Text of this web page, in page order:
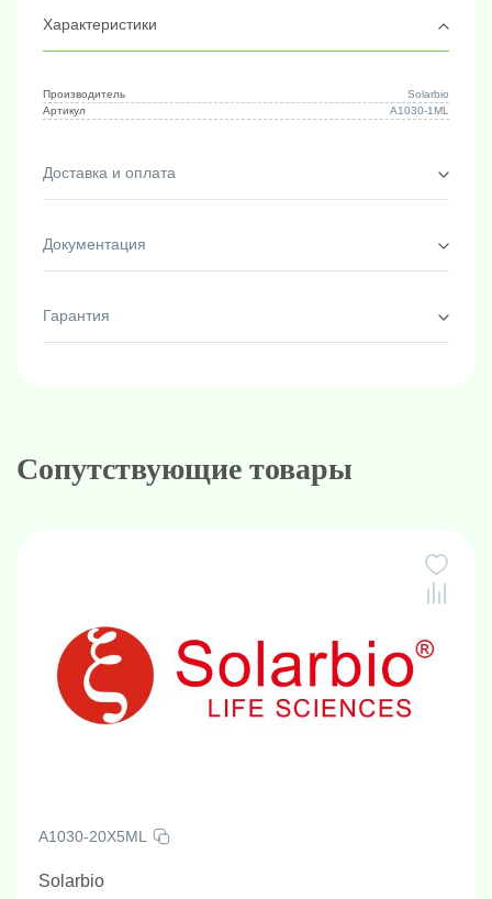
Характеристики
Производитель
Solarbio
Артикул
A1030-1ML
Доставка и оплата
Документация
Гарантия
Сопутствующие товары
A1030-20X5ML
Solarbio